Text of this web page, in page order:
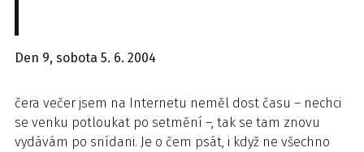
Den 9, sobota 5. 6. 2004
čera večer jsem na Internetu neměl dost času – nechci
se venku potloukat po setmění –, tak se tam znovu
vydávám po snídani. Je o čem psát, i když ne všechno